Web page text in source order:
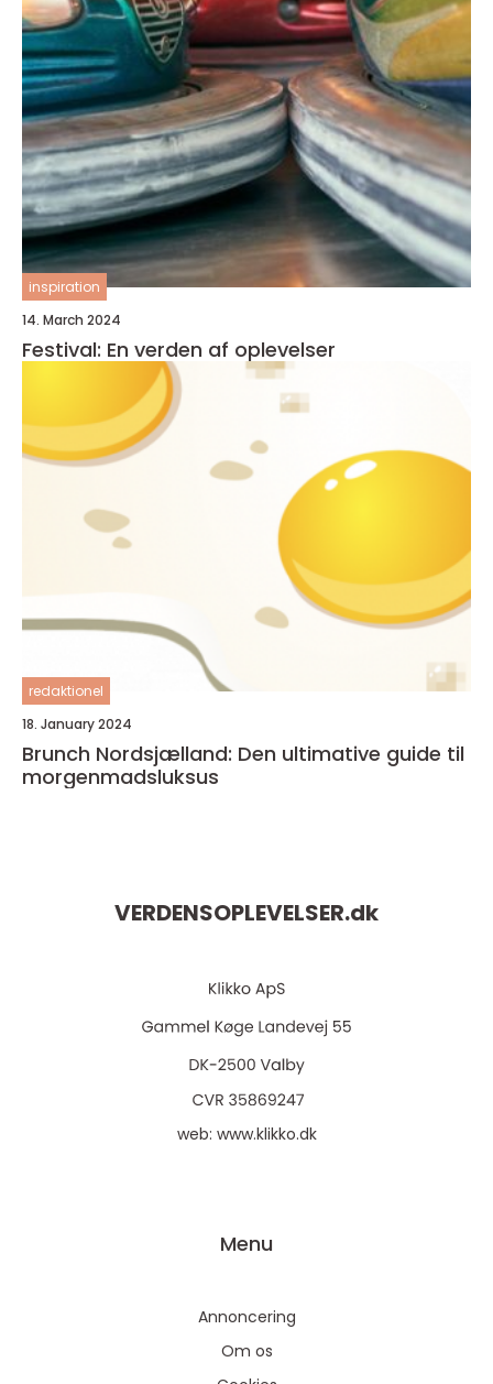
inspiration
14. March 2024
Festival: En verden af oplevelser
redaktionel
18. January 2024
Brunch Nordsjælland: Den ultimative guide til
morgenmadsluksus
VERDENSOPLEVELSER.dk
web: www.klikko.dk
Menu
Annoncering
Om os